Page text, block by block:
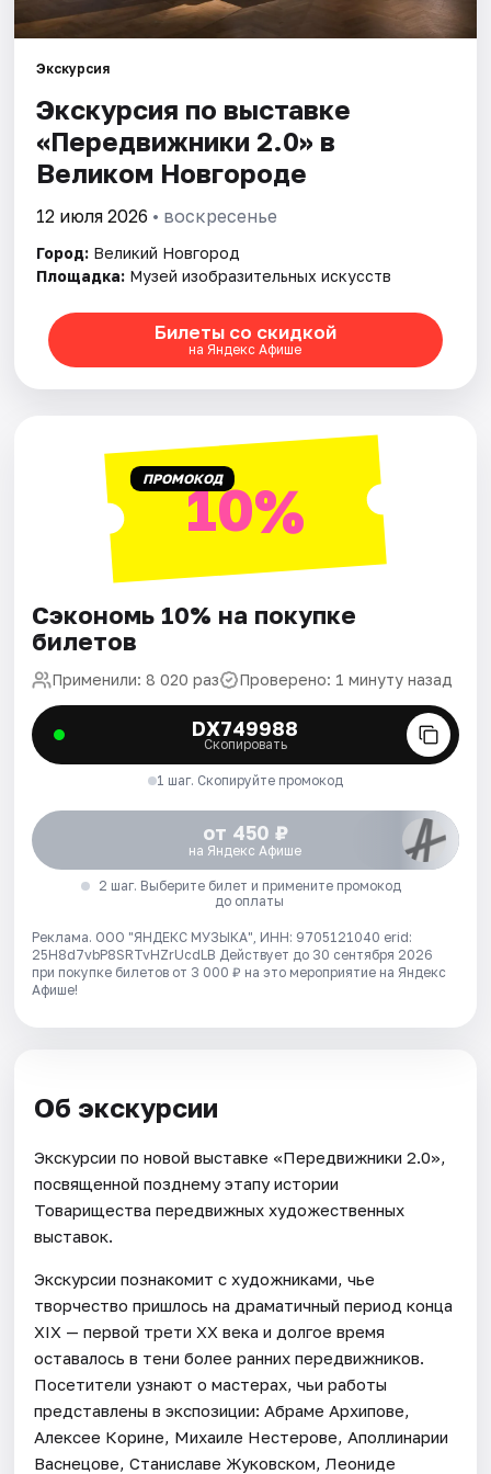
Площадки
Рейтинги
Экскурсия
Экскурсия по выставке
«Передвижники 2.0» в
Великом Новгороде
12 июля 2026 • воскресенье
Город: Великий Новгород
Площадка: Музей изобразительных искусств
Билеты со скидкой
на Яндекс Афише
ПРОМОКОД10%
Сэкономь 10% на покупке
билетов
Применили: 8 020 раз Проверено: 1 минуту назад
DX749988
Скопировать
1 шаг. Скопируйте промокод
от 450 ₽
на Яндекс Афише
2 шаг. Выберите билет и примените промокод
до оплаты
Реклама. ООО "ЯНДЕКС МУЗЫКА", ИНН: 9705121040 erid:
25H8d7vbP8SRTvHZrUcdLB Действует до 30 сентября 2026
при покупке билетов от 3 000 ₽ на это мероприятие на Яндекс
Афише!
Об экскурсии
Экскурсии по новой выставке «Передвижники 2.0»,
посвященной позднему этапу истории
Товарищества передвижных художественных
выставок.
Экскурсии познакомит с художниками, чье
творчество пришлось на драматичный период конца
XIX — первой трети XX века и долгое время
оставалось в тени более ранних передвижников.
Посетители узнают о мастерах, чьи работы
представлены в экспозиции: Абраме Архипове,
Алексее Корине, Михаиле Нестерове, Аполлинарии
Васнецове, Станиславе Жуковском, Леониде